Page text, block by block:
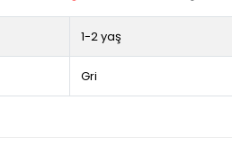
1-2 yaş
Gri